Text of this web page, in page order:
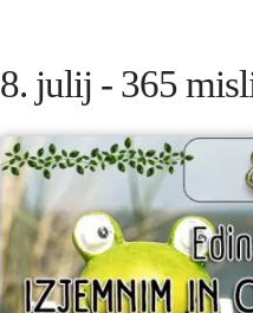
8. julij - 365